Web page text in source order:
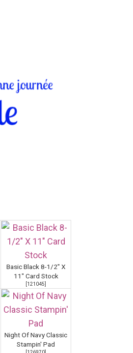
Basic Black 8-1/2" X
11" Card Stock
121045
Night Of Navy Classic
Stampin' Pad